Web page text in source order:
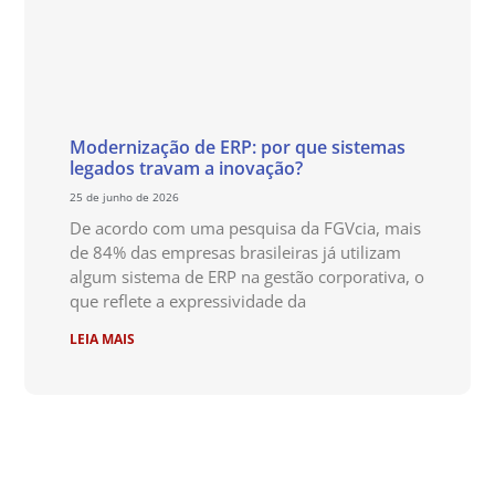
Modernização de ERP: por que sistemas
legados travam a inovação?
25 de junho de 2026
De acordo com uma pesquisa da FGVcia, mais
de 84% das empresas brasileiras já utilizam
algum sistema de ERP na gestão corporativa, o
que reflete a expressividade da
LEIA MAIS